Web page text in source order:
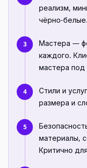
реализм,
чёрно-
3
Мастера —
каждого.
мастера под
4
Стили и
размера и
5
материалы,
Критично